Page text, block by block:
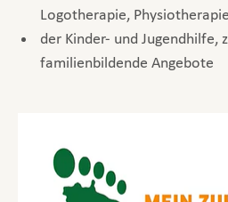
Logotherapie,
der Kinder- und Jugendhilfe,
familienbildende Angebote